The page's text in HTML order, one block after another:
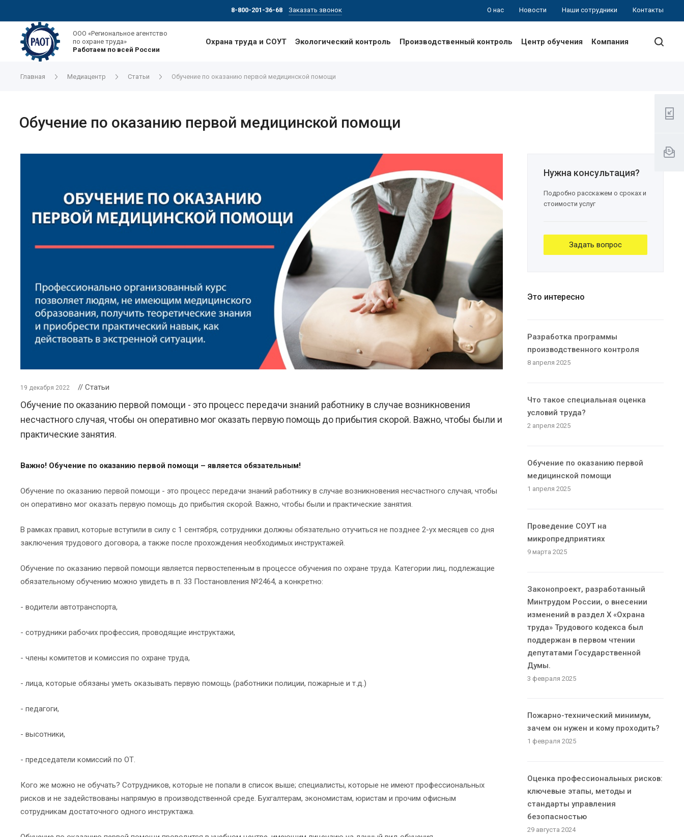
8-800-201-36-68 Заказать звонок О нас Новости Наши сотрудники Контакты
ООО «Региональное агентство
по охране труда»
Работаем по всей России
Охрана труда и СОУТ Экологический контроль Производственный контроль Центр обучения Компания
Главная Медиацентр Статьи Обучение по оказанию первой медицинской помощи
Обучение по оказанию первой медицинской помощи
19 декабря 2022 // Статьи
Обучение по оказанию первой помощи - это процесс передачи знаний работнику в случае возникновения
несчастного случая, чтобы он оперативно мог оказать первую помощь до прибытия скорой. Важно, чтобы были и
практические занятия.
Важно! Обучение по оказанию первой помощи – является обязательным!
Обучение по оказанию первой помощи - это процесс передачи знаний работнику в случае возникновения несчастного случая, чтобы
он оперативно мог оказать первую помощь до прибытия скорой. Важно, чтобы были и практические занятия.
В рамках правил, которые вступили в силу с 1 сентября, сотрудники должны обязательно отучиться не позднее 2-ух месяцев со дня
заключения трудового договора, а также после прохождения необходимых инструктажей.
Обучение по оказанию первой помощи является первостепенным в процессе обучения по охране труда. Категории лиц, подлежащие
обязательному обучению можно увидеть в п. 33 Постановления №2464, а конкретно:
- водители автотранспорта,
- сотрудники рабочих профессия, проводящие инструктажи,
- члены комитетов и комиссия по охране труда,
- лица, которые обязаны уметь оказывать первую помощь (работники полиции, пожарные и т.д.)
- педагоги,
- высотники,
- председатели комиссий по ОТ.
Кого же можно не обучать? Сотрудников, которые не попали в список выше; специалисты, которые не имеют профессиональных
рисков и не задействованы напрямую в производственной среде. Бухгалтерам, экономистам, юристам и прочим офисным
сотрудникам достаточного одного инструктажа.
Нужна консультация?
Подробно расскажем о сроках и
стоимости услуг
Задать вопрос
Это интересно
Разработка программы
производственного контроля
8 апреля 2025
Что такое специальная оценка
условий труда?
2 апреля 2025
Обучение по оказанию первой
медицинской помощи
1 апреля 2025
Проведение СОУТ на
микропредприятиях
9 марта 2025
Законопроект, разработанный
Минтрудом России, о внесении
изменений в раздел X «Охрана
труда» Трудового кодекса был
поддержан в первом чтении
депутатами Государственной
Думы.
3 февраля 2025
Пожарно-технический минимум,
зачем он нужен и кому проходить?
1 февраля 2025
Оценка профессиональных рисков:
ключевые этапы, методы и
стандарты управления
безопасностью
29 августа 2024